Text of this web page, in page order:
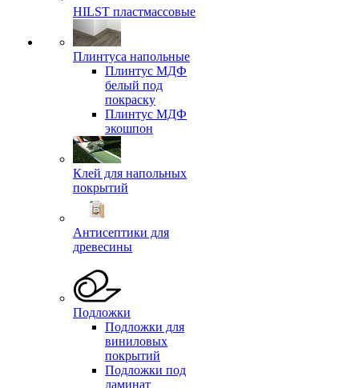
HILST пластмассовые
Плинтуса напольные
Плинтус МДФ
белый под
покраску
Плинтус МДФ
экошпон
Клей для напольных
покрытий
Антисептики для
древесины
Подложки
Подложки для
виниловых
покрытий
Подложки под
ламинат